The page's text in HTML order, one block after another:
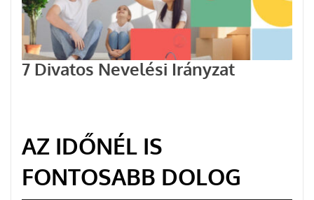
7 Divatos Nevelési Irányzat
AZ IDŐNÉL IS
FONTOSABB DOLOG